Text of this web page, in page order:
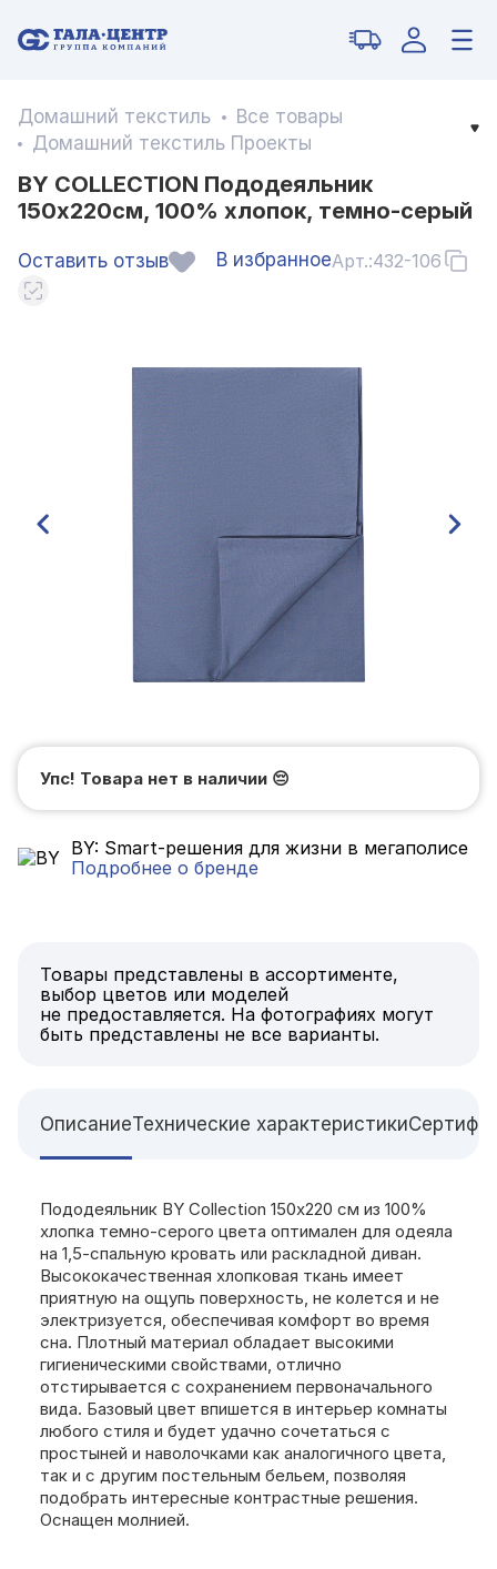
Домашний текстиль
Все товары
Домашний текстиль Проекты
BY COLLECTION Пододеяльник
150х220см, 100% хлопок, темно-серый
Оставить отзыв В избранноеАрт.:432-106
Упс! Товара нет в наличии 😔
BY: Smart-решения для жизни в мегаполисе
Подробнее о бренде
Товары представлены в ассортименте,
выбор цветов или моделей
не предоставляется. На фотографиях могут
быть представлены не все варианты.
ОписаниеТехнические характеристики
Пододеяльник BY Collection 150х220 см из 100%
хлопка темно-серого цвета оптимален для одеяла
на 1,5-спальную кровать или раскладной диван.
Высококачественная хлопковая ткань имеет
приятную на ощупь поверхность, не колется и не
электризуется, обеспечивая комфорт во время
сна. Плотный материал обладает высокими
гигиеническими свойствами, отлично
отстирывается с сохранением первоначального
вида. Базовый цвет впишется в интерьер комнаты
любого стиля и будет удачно сочетаться с
простыней и наволочками как аналогичного цвета,
так и с другим постельным бельем, позволяя
подобрать интересные контрастные решения.
Оснащен молнией.